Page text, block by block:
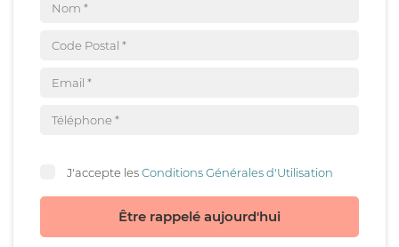
J'accepte lesConditions Générales d'Utilisation
Être rappelé aujourd'hui